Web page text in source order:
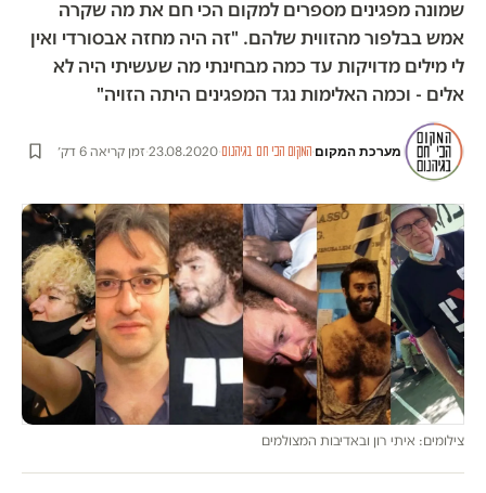
שמונה מפגינים מספרים למקום הכי חם את מה שקרה
אמש בבלפור מהזווית שלהם. "זה היה מחזה אבסורדי ואין
לי מילים מדויקות עד כמה מבחינתי מה שעשיתי היה לא
אלים - וכמה האלימות נגד המפגינים היתה הזויה"
מערכת המקום·המקום הכי חם בגיהנום·
23.08.2020
·זמן קריאה 6 דק׳
צילומים: איתי רון ובאדיבות המצולמים